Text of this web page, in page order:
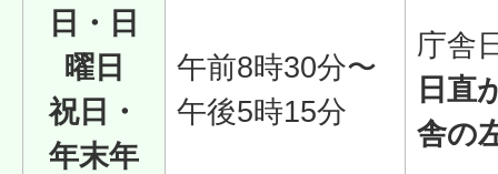
日・日
曜日
祝日・
年末年
午前8時30分〜
午後5時15分
庁舎
日直
舎の